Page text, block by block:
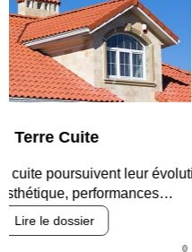
Entre circulation,